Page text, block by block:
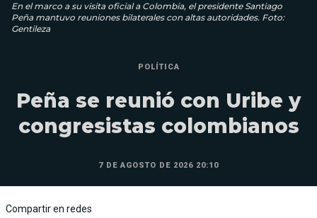
En el marco a su visita oficial a Colombia, el presidente Santiago
Peña mantuvo reuniones bilaterales con altas autoridades. Foto:
Gentileza
POLÍTICA
Peña se reunió con Uribe y
congresistas colombianos
7 DE AGOSTO DE 2026 20:10
Compartir en redes